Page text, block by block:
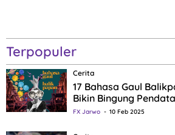
Terpopuler
Cerita
17 Bahasa Gaul
Bikin Bingung
FX Jarwo 10 Feb 2025